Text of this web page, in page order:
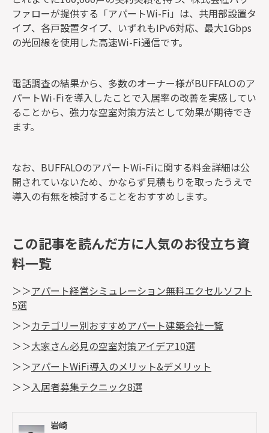
ファローが提供する「アパートWi-Fi」は、共用部設置タ
イプ、各戸設置タイプ、いずれもIPv6対応、最大1Gbps
の光回線を使用した高速Wi-Fi通信です。
電話調査の結果から、多数のオーナー様がBUFFALOのア
パートWi-Fiを導入したことで入居率の改善を実感してい
ることから、強力な空室対策方法として効果が期待でき
ます。
なお、BUFFALOのアパートWi-Fiに関する料金詳細は公
開されていないため、かならず見積もりを取ったうえで
導入の有無を検討することをおすすめします。
この記事を読んだ方に人気のお役立ち資
料一覧
＞＞アパート経営シミュレーション無料エクセルソフト
5選
＞＞カテゴリー別おすすめアパート建築会社一覧
＞＞大家さん必見の空室対策アイデア10選
＞＞アパートWiFi導入のメリット&デメリット
＞＞ 入居者募集テクニック8選
岩崎